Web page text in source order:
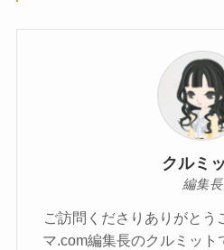
クルミ
編集長
ご訪問くださりありがとう
マ.com編集長のクルミット